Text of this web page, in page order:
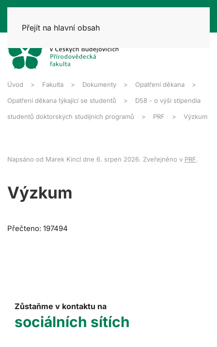
Přejít na hlavní obsah
Úvod Fakulta Dokumenty Opatření děkana
Opatření děkana týkající se studentů D58 - o výši stipendia
studentů doktorských studijních programů PRF Výzkum
Napsáno od Marek Kincl dne 6. srpen 2026. Zveřejněno v PRF.
Výzkum
Přečteno: 197494
Zůstaňme v kontaktu na
sociálních sítích